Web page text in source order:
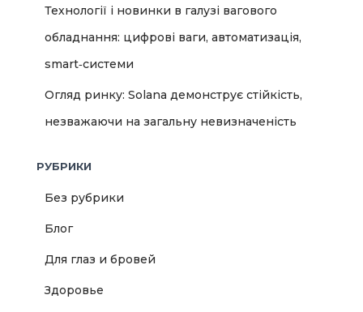
Технології і новинки в галузі вагового
обладнання: цифрові ваги, автоматизація,
smart‑системи
Огляд ринку: Solana демонструє стійкість,
незважаючи на загальну невизначеність
РУБРИКИ
Без рубрики
Блог
Для глаз и бровей
Здоровье